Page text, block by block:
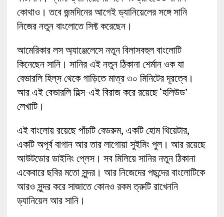
কোথাও। তবে জন্মদিনের আগেই ড্যানিয়েলের সঙ্গে সানি
নিজের নতুন বাংলোতে সিফ্ট করেছেন।
আমেরিকার লস অ্যাঞ্জেলেসে নতুন বিলাসবহুল বাংলোটি
কিনেছেন সানি। সানির এই নতুন ঠিকানা শের্মান ওক যা
বেভারলি হিল্‌স থেকে গাড়িতে মাত্র ৩০ মিনিটের দূরত্বে।
আর এই বেভারলি হিল্স-এই বিরাজ করে রয়েছে ‘হলিউড’
লেখাটি।
এই বাংলোয় রয়েছে পাঁচটি বেডরুম, একটি হোম থিয়েটার,
একটি অপূর্ব বাগান আর তার লাগোয়া সুইমিং পুল। আর রয়েছে
আউটডোর ডাইনিং প্লেস। সব মিলিয়ে সানির নতুন ঠিকানা
একেবারে ছবির মতো সুন্দর। আর নিজেদের পছন্দের বাংলোটিকে
আরও সুন্দর করে সাজাতে কোনও রকম ত্রুটি রাখেননি
ড্যানিয়েল আর সানি।